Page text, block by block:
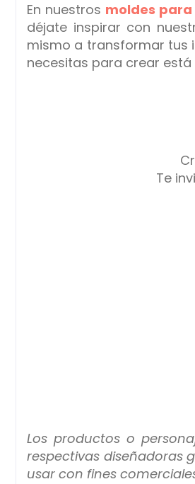
En nuestros moldes
déjate inspirar con
mismo a transformar tus
necesitas para crear
Te
Los productos o
respectivas diseñadoras
usar con fines